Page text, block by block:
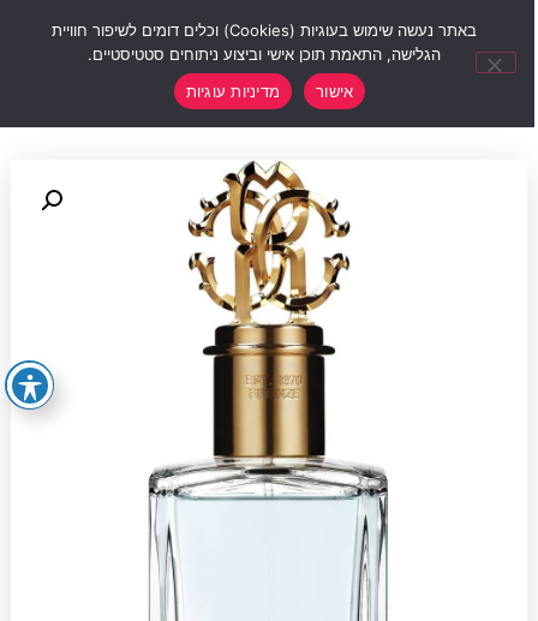
באתר נעשה שימוש בעוגיות (Cookies) וכלים דומים לשיפור חוויית
הגלישה, התאמת תוכן אישי וביצוע ניתוחים סטטיסטיים.
אישור
מדיניות עוגיות